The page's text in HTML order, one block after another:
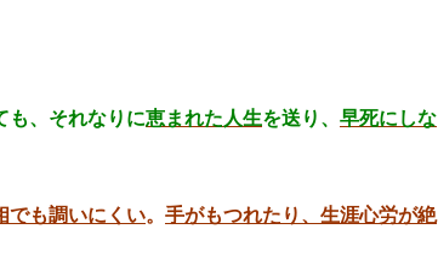
も、それなりに恵まれた人生を送り、 早死にしな
でも調いにくい。 手がもつれたり、生涯心労が絶